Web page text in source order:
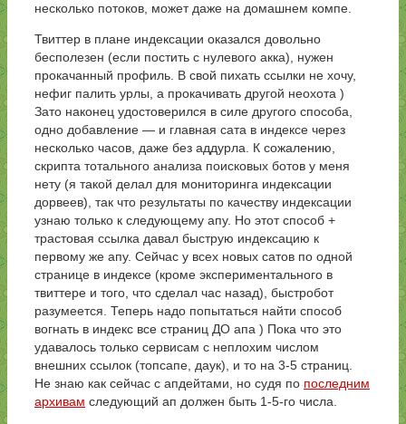
несколько потоков, может даже на домашнем компе.
Твиттер в плане индексации оказался довольно
бесполезен (если постить с нулевого акка), нужен
прокачанный профиль. В свой пихать ссылки не хочу,
нефиг палить урлы, а прокачивать другой неохота )
Зато наконец удостоверился в силе другого способа,
одно добавление — и главная сата в индексе через
несколько часов, даже без аддурла. К сожалению,
скрипта тотального анализа поисковых ботов у меня
нету (я такой делал для мониторинга индексации
дорвеев), так что результаты по качеству индексации
узнаю только к следующему апу. Но этот способ +
трастовая ссылка давал быструю индексацию к
первому же апу. Сейчас у всех новых сатов по одной
странице в индексе (кроме экспериментального в
твиттере и того, что сделал час назад), быстробот
разумеется. Теперь надо попытаться найти способ
вогнать в индекс все страниц ДО апа ) Пока что это
удавалось только сервисам с неплохим числом
внешних ссылок (топсапе, даук), и то на 3-5 страниц.
Не знаю как сейчас с апдейтами, но судя по последним
архивам следующий ап должен быть 1-5-го числа.